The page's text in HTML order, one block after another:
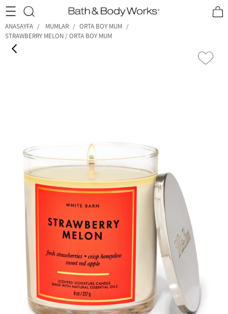
•2200₺ ve Üzeri Kargo Ücretsiz!• *Promosyon Detayları
ANASAYFA MUMLAR
ORTA BOY MUM
STRAWBERRY MELON / ORTA BOY MUM
‹